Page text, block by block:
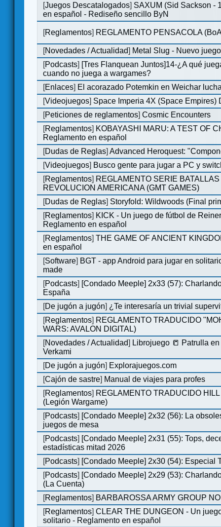
[Juegos Descatalogados] SAXUM (Sid Sackson -
en español - Rediseño sencillo ByN
[Reglamentos] REGLAMENTO PENSACOLA
[Novedades / Actualidad] Metal Slug - Nuevo
[Podcasts] [Tres Flanquean Juntos]14-¿A qué
cuando no juega a wargames?
[Enlaces] El acorazado Potemkin en Weichar
[Videojuegos] Space Imperia 4X (Space Empires)
[Peticiones de reglamentos]Cosmic Encounters
[Reglamentos] KOBAYASHI MARU: A TEST OF
Reglamento en español
[Dudas de Reglas]Advanced Heroquest:
[Videojuegos] Busco gente para jugar a PC y
[Reglamentos] REGLAMENTO SERIE
REVOLUCION AMERICANA (GMT GAMES)
[Dudas de Reglas] Storyfold: Wildwoods (Final
[Reglamentos] KICK - Un juego de fútbol de
Reglamento en español
[Reglamentos]THE GAME OF ANCIENT
en español
[Software] BGT - app Android para jugar en
made
[Podcasts] [Condado Meeple] 2x33 (57):
España
[De jugón a jugón] ¿Te interesaría un trivial
[Reglamentos] REGLAMENTO TRADUCIDO
WARS: AVALON DIGITAL)
[Novedades / Actualidad] Librojuego 📒 Patrulla
Verkami
[De jugón a jugón] Explorajuegos.com
[Cajón de sastre] Manual de viajes para profes
[Reglamentos] REGLAMENTO TRADUCIDO
(Legión Wargame)
[Podcasts] [Condado Meeple] 2x32 (56): La
juegos de mesa
[Podcasts] [Condado Meeple] 2x31 (55): Tops,
estadísticas mitad 2026
[Podcasts] [Condado Meeple] 2x30 (54): Especial
[Podcasts] [Condado Meeple] 2x29 (53):
(La Cuenta)
[Reglamentos] BARBAROSSA ARMY GROUP
[Reglamentos]CLEAR THE DUNGEON - Un
solitario - Reglamento en español